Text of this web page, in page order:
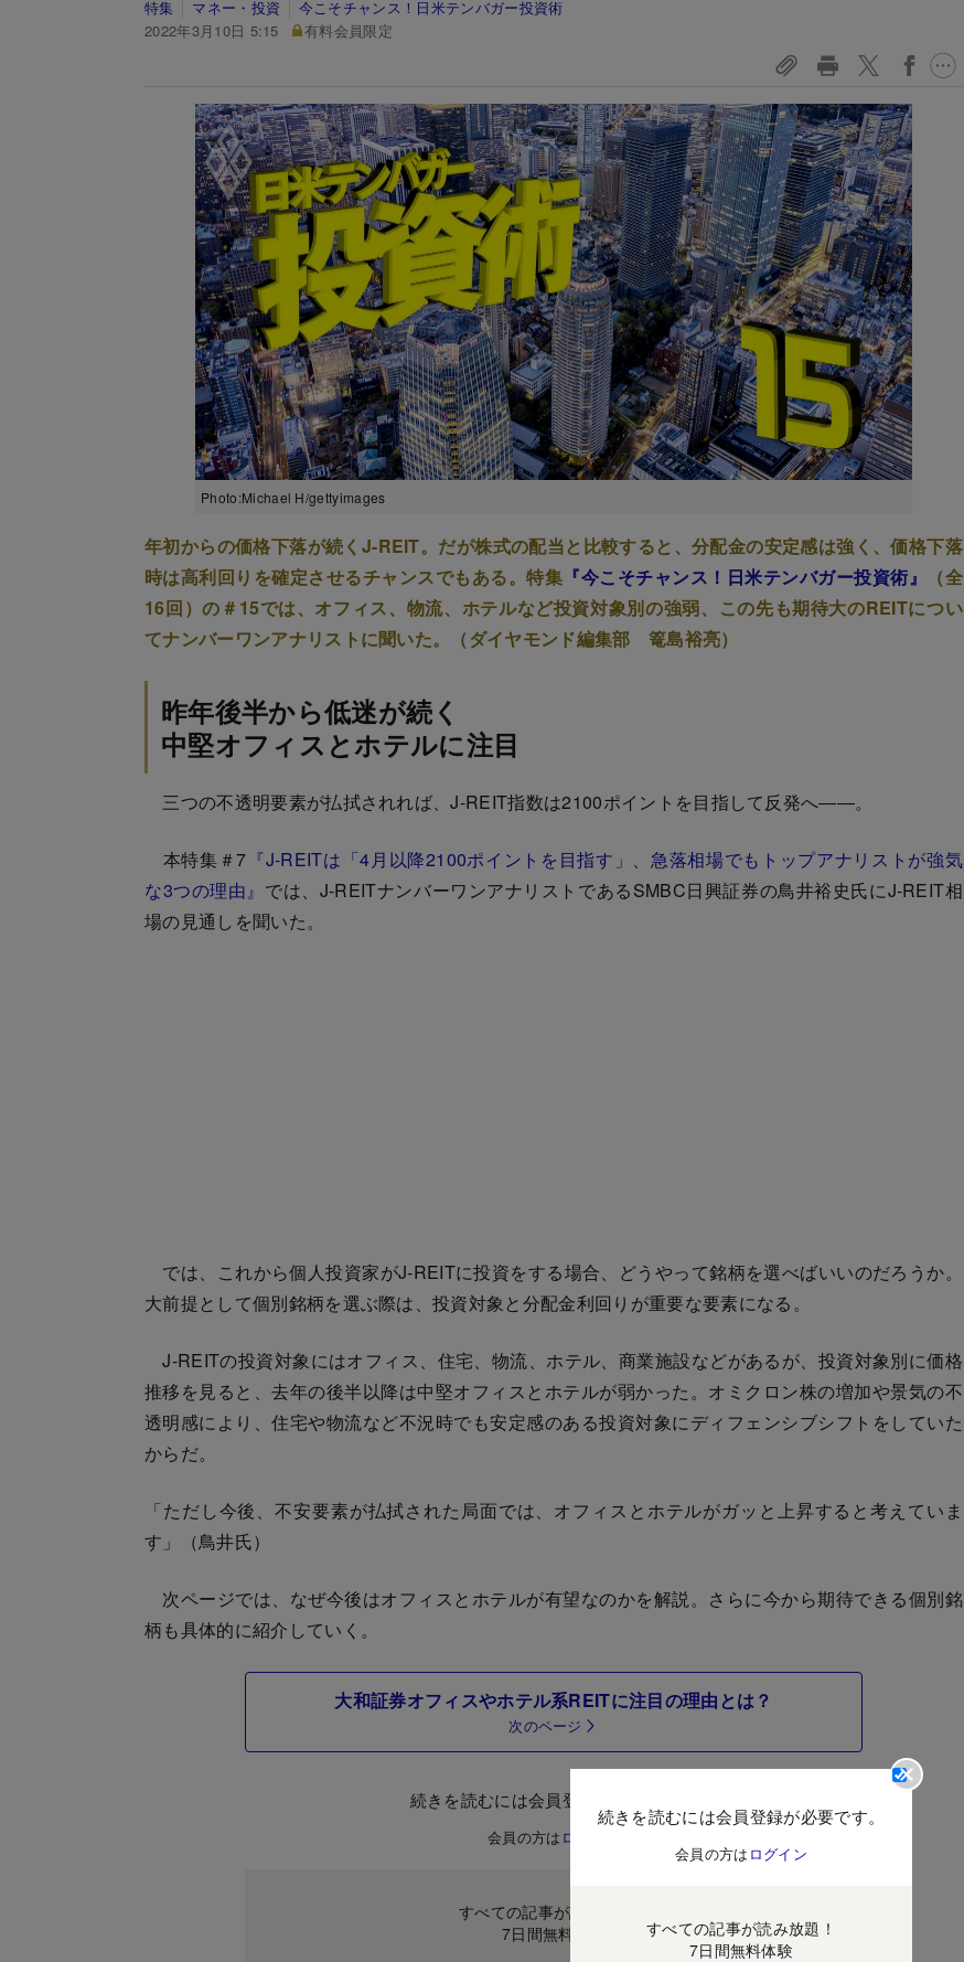
特集 マネー・投資
今こそチャンス！日米テンバガー投資術
2022年3月10日 5:15
有料会員限定
Photo:Michael H/gettyimages
年初からの価格下落が続くJ-REIT。だが株式の配当と比較すると、分配金の安定感は強く、価格下落
時は高利回りを確定させるチャンスでもある。特集 『今こそチャンス！日米テンバガー投資術』
（全
16回）の＃15では、オフィス、物流、ホテルなど投資対象別の強弱、この先も期待大のREITについ
てナンバーワンアナリストに聞いた。（ダイヤモンド編集部 篭島裕亮）
昨年後半から低迷が続く
中堅オフィスとホテルに注目
三つの不透明要素が払拭されれば、J-REIT指数は2100ポイントを目指して反発へ――。
本特集＃7 『J-REITは「4月以降2100ポイントを目指す」、急落相場でもトップアナリストが強気
な3つの理由』 では、J-REITナンバーワンアナリストであるSMBC日興証券の鳥井裕史氏にJ-REIT相
場の見通しを聞いた。
では、これから個人投資家がJ-REITに投資をする場合、どうやって銘柄を選べばいいのだろうか。
大前提として個別銘柄を選ぶ際は、投資対象と分配金利回りが重要な要素になる。
J-REITの投資対象にはオフィス、住宅、物流、ホテル、商業施設などがあるが、投資対象別に価格
推移を見ると、去年の後半以降は中堅オフィスとホテルが弱かった。オミクロン株の増加や景気の不
透明感により、住宅や物流など不況時でも安定感のある投資対象にディフェンシブシフトをしていた
からだ。
「ただし今後、不安要素が払拭された局面では、オフィスとホテルがガッと上昇すると考えていま
す」（鳥井氏）
次ページでは、なぜ今後はオフィスとホテルが有望なのかを解説。さらに今から期待できる個別銘
柄も具体的に紹介していく。
大和証券オフィスやホテル系REITに注目の理由とは？
次のページ
続きを読むには会員登録が必要です。
会員の方は ログイン
すべての記事が読み放題！
7日間無料体験
続きを読むには会員登録が必要です。
会員の方は ログイン
すべての記事が読み放題！
7日間無料体験